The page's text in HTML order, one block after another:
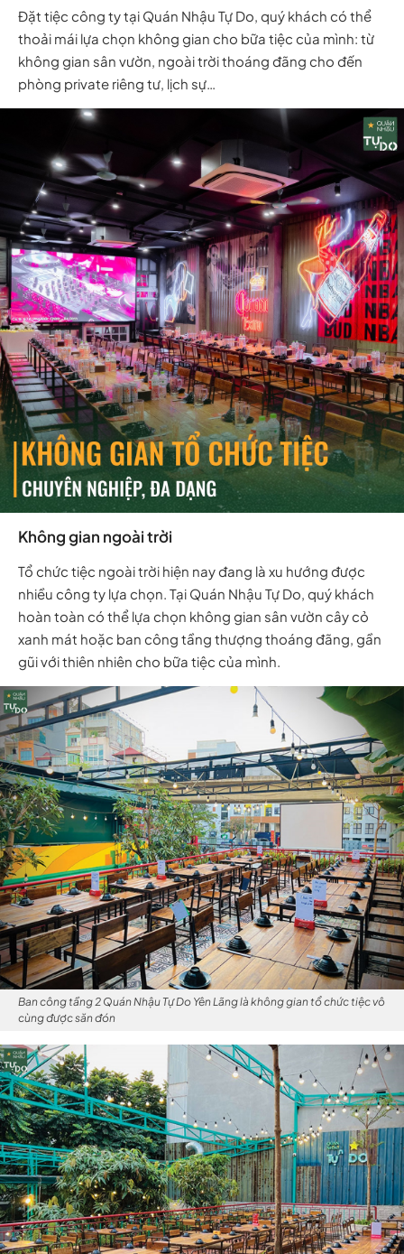
Đặt tiệc công ty tại Quán Nhậu Tự Do, quý khách có thể
thoải mái lựa chọn không gian cho bữa tiệc của mình: từ
không gian sân vườn, ngoài trời thoáng đãng cho đến
phòng private riêng tư, lịch sự…
Không gian ngoài trời
Tổ chức tiệc ngoài trời hiện nay đang là xu hướng được
nhiều công ty lựa chọn. Tại Quán Nhậu Tự Do, quý khách
hoàn toàn có thể lựa chọn không gian sân vườn cây cỏ
xanh mát hoặc ban công tầng thượng thoáng đãng, gần
gũi với thiên nhiên cho bữa tiệc của mình.
Ban công tầng 2 Quán Nhậu Tự Do Yên Lãng là không gian tổ chức tiệc vô
cùng được săn đón